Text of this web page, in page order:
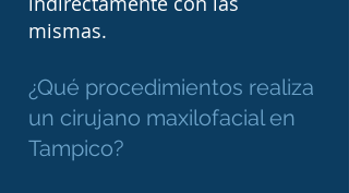
tipo de procedimiento está
indicado en pacientes
cuya posición de los
maxilares ocasiona
mismas.
¿Qué procedimientos realiza
un cirujano maxilofacial en
Tampico?